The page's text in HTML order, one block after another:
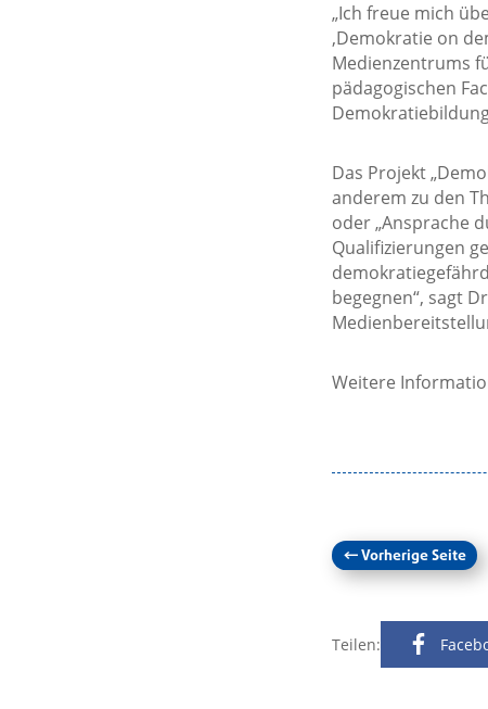
„Ich freue mich
‚Demokratie on
Medienzentrums
pädagogischen
Das Projekt
anderem zu den
oder „Ansprache
Qualifizierungen
begegnen“, sagt
Weitere
←Vorherige Seite
Teilen: